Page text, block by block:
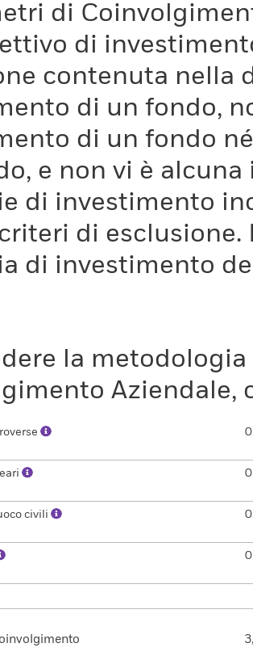
di
di
contenuta nella
di un fondo,
di un fondo
e non vi è
di investimento
di
di investimento
la
Aziendale,
civili